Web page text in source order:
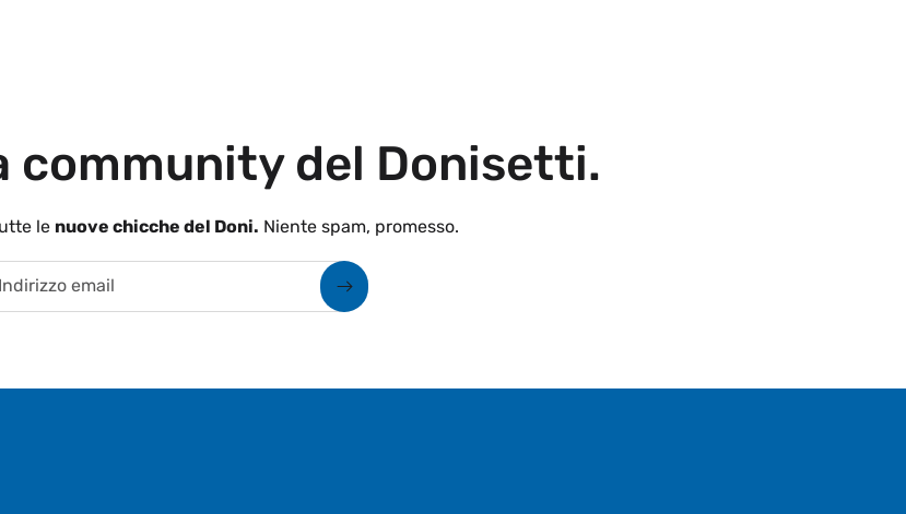
community del Donisetti.
le nuove chicche del Doni. Niente spam, promesso.
Indirizzo email